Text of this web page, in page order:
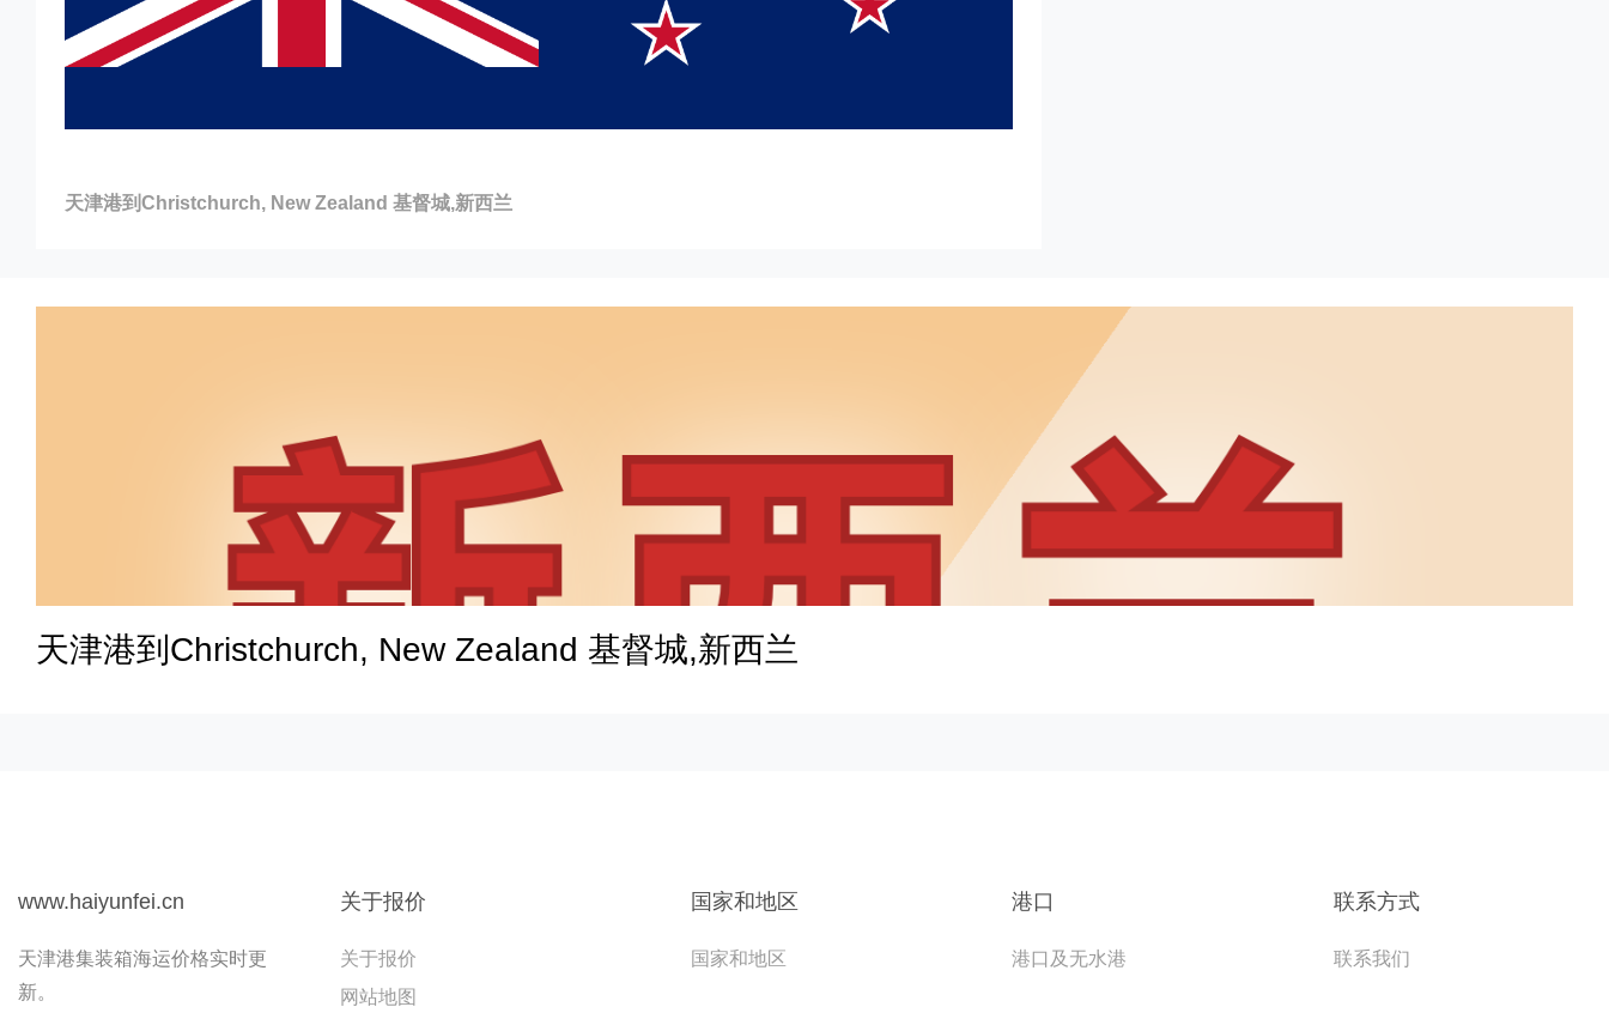
天津港到Christchurch, New Zealand 基督城,新西兰
天津港到Christchurch, New Zealand 基督城,新西兰
www.haiyunfei.cn
天津港集装箱海运价格实时更
新。
关于报价
关于报价
网站地图
国家和地区
国家和地区
港口
港口及无水港
联系方式
联系我们